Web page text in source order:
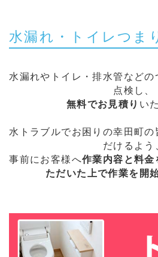
水漏れ・トイレつま
水漏れやトイレ・排水管など
点検し、
無料でお見積り い
水トラブルでお困りの幸田町の
だけるよう
事前にお客様へ作業内容と料金
ただいた上で作業を開